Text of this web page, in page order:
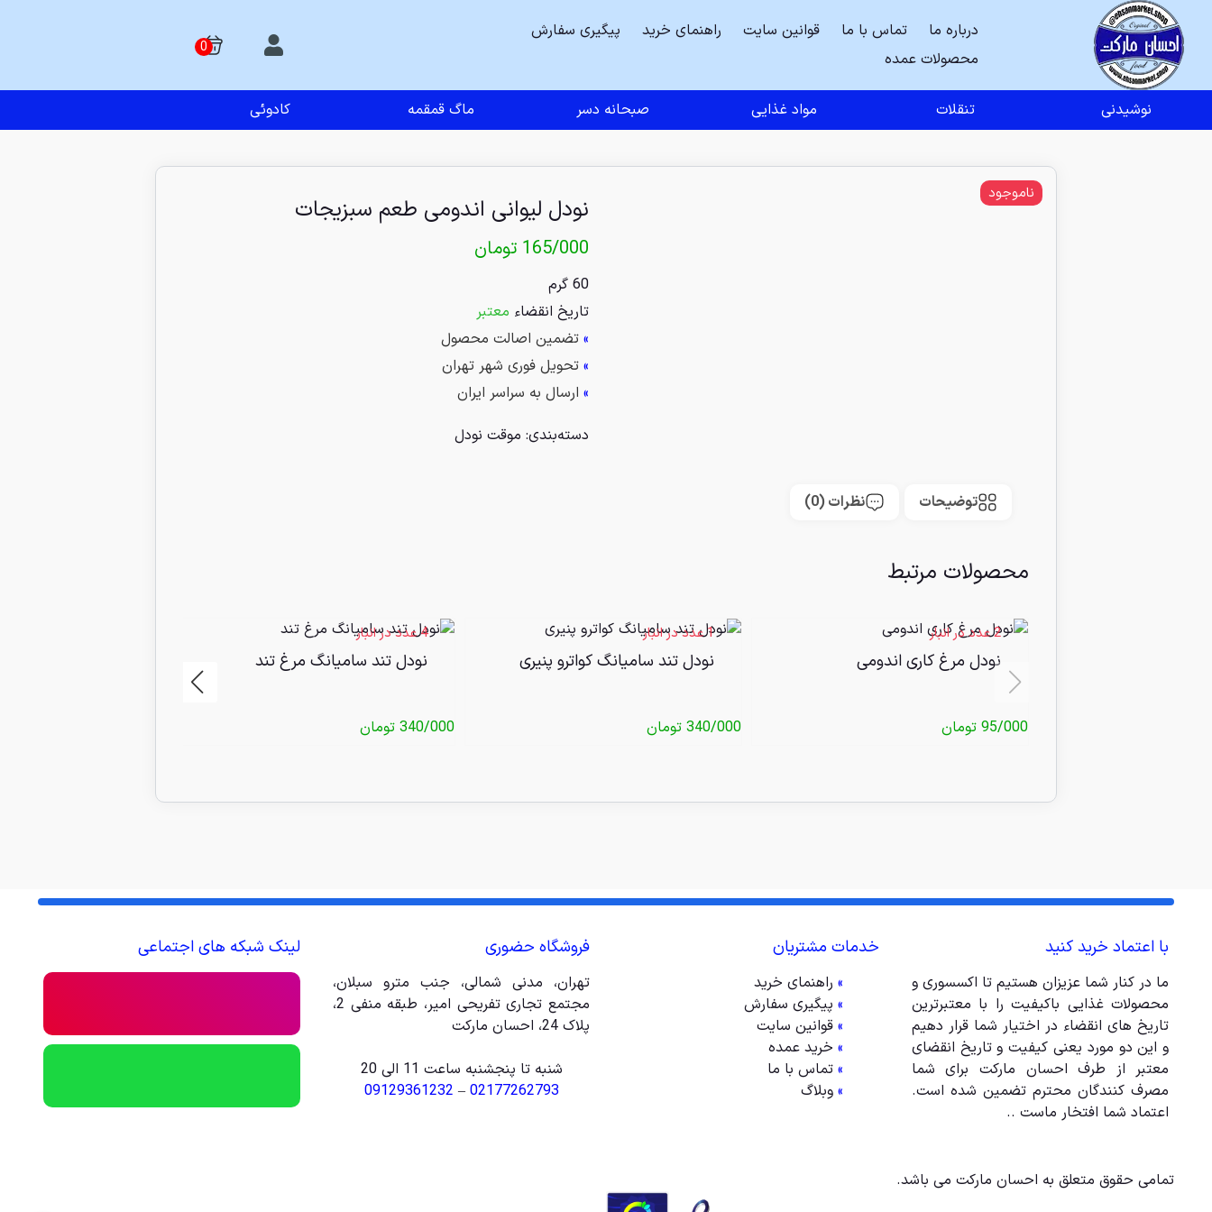
درباره ما تماس با ما قوانین سایت راهنمای خرید
پیگیری سفارش
محصولات عمده
نوشیدنی تنقلات مواد غذایی صبحانه دسر ماگ قمقمه کادوئی
نودل لیوانی اندومی طعم سبزیجات
165/000 تومان
60 گرم
تاریخ انقضاء معتبر
» تضمین اصالت محصول
» تحویل فوری شهر تهران
» ارسال به سراسر ایران
ناموجود
دسته‌بندی: موقت نودل
توضیحات نظرات (0)
محصولات مرتبط
2 عدد در انبار
نودل مرغ کاری اندومی
95/000 تومان
1 عدد در انبار
نودل تند سامیانگ کواترو پنیری
340/000 تومان
4 عدد در انبار
نودل تند سامیانگ مرغ تند
340/000 تومان
با اعتماد خرید کنید
ما در کنار شما عزیزان هستیم تا اکسسوری و
محصولات غذایی باکیفیت را با معتبرترین
تاریخ های انقضاء در اختیار شما قرار دهیم
و این دو مورد یعنی کیفیت و تاریخ انقضای
معتبر از طرف احسان مارکت برای شما
مصرف کنندگان محترم تضمین شده است.
اعتماد شما افتخار ماست ..
خدمات مشتریان
» راهنمای خرید
» پیگیری سفارش
» قوانین سایت
» خرید عمده
» تماس با ما
» وبلاگ
فروشگاه حضوری
تهران، مدنی شمالی، جنب مترو سبلان،
مجتمع تجاری تفریحی امیر، طبقه منفی 2،
پلاک 24، احسان مارکت
شنبه تا پنجشنبه ساعت 11 الی 20
02177262793
–
09129361232
لینک شبکه های اجتماعی
تمامی حقوق متعلق به احسان مارکت می باشد.